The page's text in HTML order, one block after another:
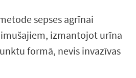
sepses agrīnai
izmantojot urīna
formā, nevis invazīvas